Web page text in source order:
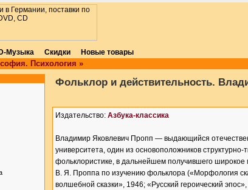
Музыка Скидки Новые товары
Психология »
Фольклор и действительность.
Издательство: Азбука-классика
Владимир Яковлевич Пропп — выдающийся
университета, один из основоположников структурно-
фольклористике, в дальнейшем получившего
В. Я. Проппа по изучению фольклора («Морфология
волшебной сказки», 1946; «Русский героический